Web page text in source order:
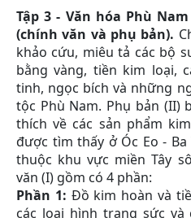
Tập 3 - Văn hóa Phù
(chính văn và phụ bản).
khảo cứu, miêu tả các bộ
bằng vàng, tiền kim loại,
tinh, ngọc bích và những
tộc Phù Nam. Phụ bản (II)
thích về các sản phẩm
được tìm thấy ở Óc Eo -
thuộc khu vực miền Tây
văn (I) gồm có 4 phần:
Phần 1: Đồ kim hoàn và
các loại hình trang sức